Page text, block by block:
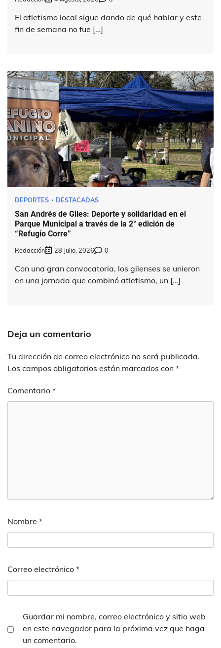
El atletismo local sigue dando de qué hablar y este
fin de semana no fue […]
DEPORTES DESTACADAS
San Andrés de Giles: Deporte y solidaridad en el
Parque Municipal a través de la 2° edición de
“Refugio Corre”
Redacción 28 Julio, 2026 0
Con una gran convocatoria, los gilenses se unieron
en una jornada que combinó atletismo, un […]
Deja un comentario
Tu dirección de correo electrónico no será publicada.
Los campos obligatorios están marcados con *
Comentario *
Nombre *
Correo electrónico *
Guardar mi nombre, correo electrónico y sitio web
en este navegador para la próxima vez que haga
un comentario.